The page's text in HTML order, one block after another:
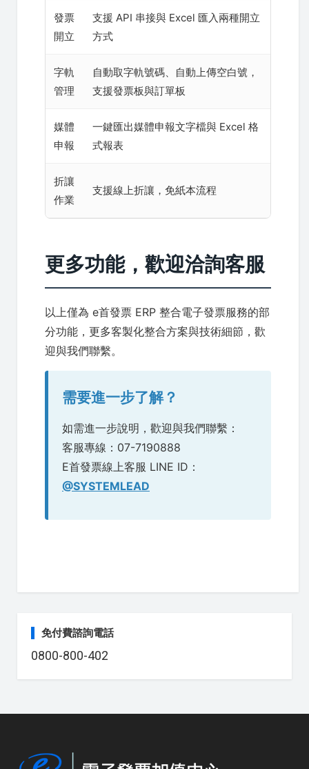
發票
開立
支援 API 串接與 Excel 匯入兩種開立
方式
字軌
管理
自動取字軌號碼、自動上傳空白號，
支援發票板與訂單板
媒體
申報
一鍵匯出媒體申報文字檔與 Excel 格
式報表
折讓
作業
支援線上折讓，免紙本流程
更多功能，歡迎洽詢客服
以上僅為 e首發票 ERP 整合電子發票服務的部
分功能，更多客製化整合方案與技術細節，歡
迎與我們聯繫。
需要進一步了解？
如需進一步說明，歡迎與我們聯繫：
客服專線：07-7190888
E首發票線上客服 LINE ID：
@SYSTEMLEAD
免付費諮詢電話
0800-800-402